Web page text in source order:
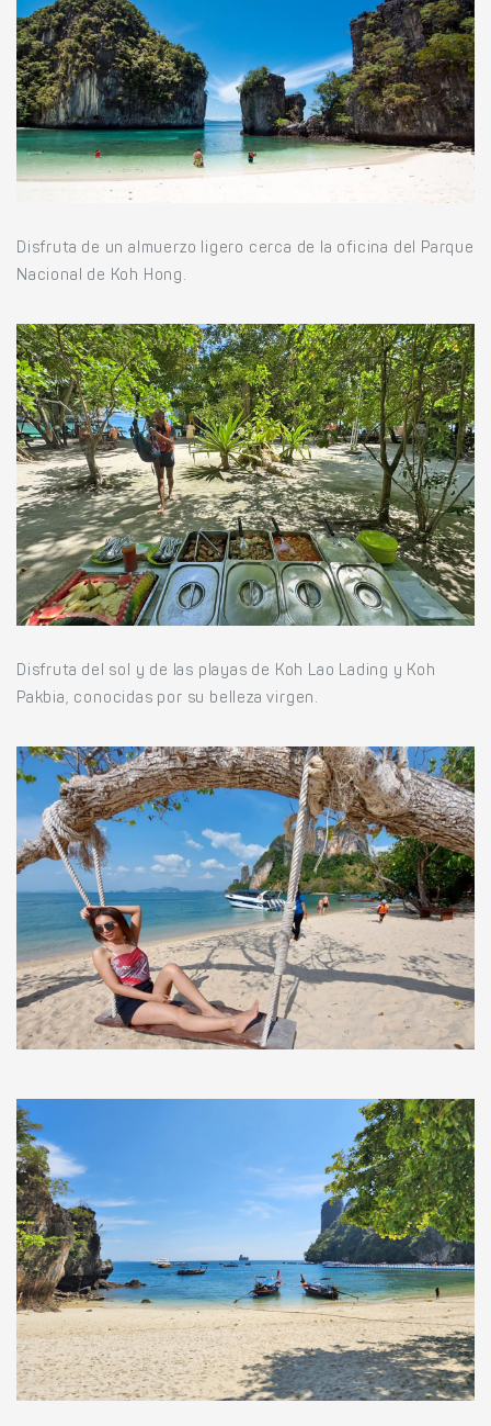
Disfruta de un almuerzo ligero cerca de la oficina del Parque
Nacional de Koh Hong.
Disfruta del sol y de las playas de Koh Lao Lading y Koh
Pakbia, conocidas por su belleza virgen.